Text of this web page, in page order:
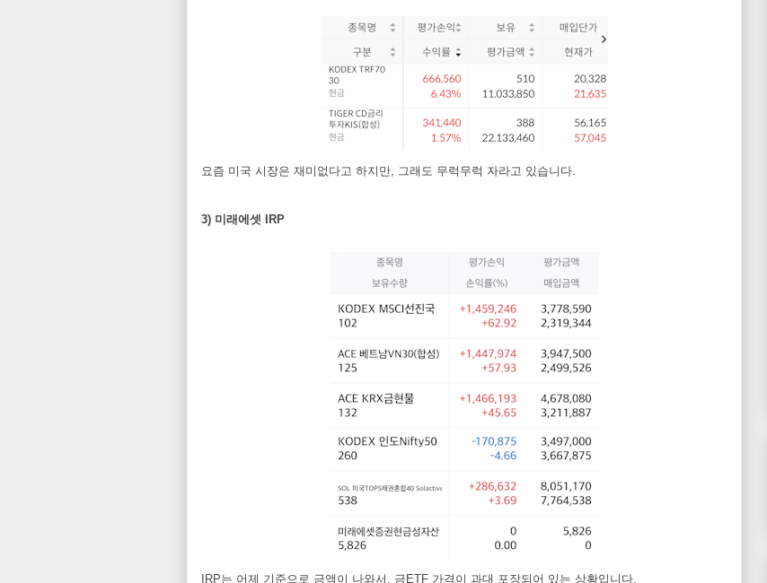
요즘 미국 시장은 재미없다고 하지만, 그래도 무럭무럭 자라고 있습니다.
3) 미래에셋 IRP
IRP는 어제 기준으로 금액이 나와서, 금ETF 가격이 과대 포장되어 있는 상황입니다.